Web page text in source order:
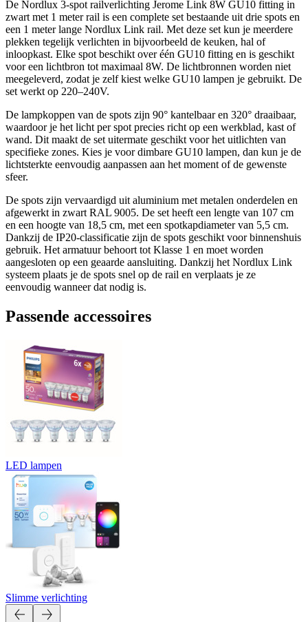
De Nordlux 3-spot railverlichting Jerome Link 8W GU10 fitting in
zwart met 1 meter rail is een complete set bestaande uit drie spots en
een 1 meter lange Nordlux Link rail. Met deze set kun je meerdere
plekken tegelijk verlichten in bijvoorbeeld de keuken, hal of
inloopkast. Elke spot beschikt over één GU10 fitting en is geschikt
voor een lichtbron tot maximaal 8W. De lichtbronnen worden niet
meegeleverd, zodat je zelf kiest welke GU10 lampen je gebruikt. De
set werkt op 220–240V.
De lampkoppen van de spots zijn 90° kantelbaar en 320° draaibaar,
waardoor je het licht per spot precies richt op een werkblad, kast of
wand. Dit maakt de set uitermate geschikt voor het uitlichten van
specifieke zones. Kies je voor dimbare GU10 lampen, dan kun je de
lichtsterkte eenvoudig aanpassen aan het moment of de gewenste
sfeer.
De spots zijn vervaardigd uit aluminium met metalen onderdelen en
afgewerkt in zwart RAL 9005. De set heeft een lengte van 107 cm
en een hoogte van 18,5 cm, met een spotkapdiameter van 5,5 cm.
Dankzij de IP20-classificatie zijn de spots geschikt voor binnenshuis
gebruik. Het armatuur behoort tot Klasse 1 en moet worden
aangesloten op een geaarde aansluiting. Dankzij het Nordlux Link
systeem plaats je de spots snel op de rail en verplaats je ze
eenvoudig wanneer dat nodig is.
Passende accessoires
LED lampen
Slimme verlichting